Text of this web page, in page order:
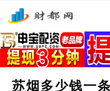
苏烟多少钱一